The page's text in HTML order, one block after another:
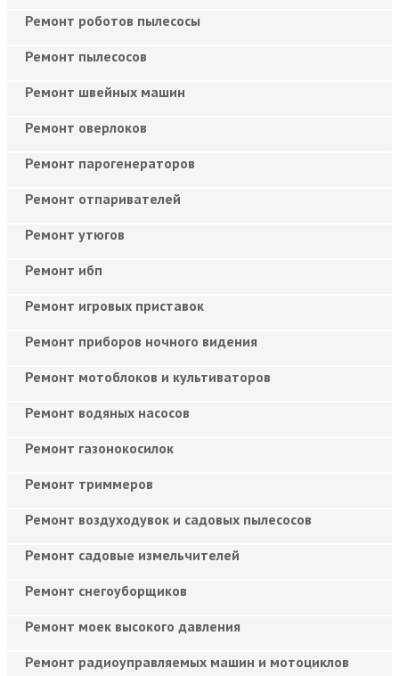
Ремонт роботов пылесосы
Ремонт пылесосов
Ремонт швейных машин
Ремонт оверлоков
Ремонт парогенераторов
Ремонт отпаривателей
Ремонт утюгов
Ремонт ибп
Ремонт игровых приставок
Ремонт приборов ночного видения
Ремонт мотоблоков и культиваторов
Ремонт водяных насосов
Ремонт газонокосилок
Ремонт триммеров
Ремонт воздуходувок и садовых пылесосов
Ремонт садовые измельчителей
Ремонт снегоуборщиков
Ремонт моек высокого давления
Ремонт радиоуправляемых машин и мотоциклов